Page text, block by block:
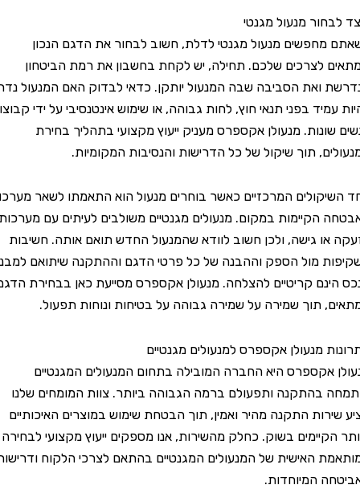
מנעול מגנטי
מנעול מגנטי לדלת, חשוב לבחור את הדגם הנכון
לצרכים שלכם. תחילה, יש לקחת בחשבון את רמת הביטחון
ואת הסביבה שבה המנעול יותקן. כדאי לבדוק האם המנעול נדרש
בפני תנאי חוץ, לחות גבוהה, או שימוש אינטנסיבי על ידי קבוצות
מנעולן אקספרס מעניק ייעוץ מקצועי בתהליך בחירת
תוך שיקול של כל הדרישות והנסיבות המקומיות.
המרכזיים כאשר בוחרים מנעול הוא התאמתו לשאר מערכות
הקיימות במקום. מנעולים מגנטיים משולבים לעיתים עם מערכות
גישה, ולכן חשוב לוודא שהמנעול החדש תואם אותה. חשיבות
מול הספק וההבנה של כל פרטי הדגם וההתקנה שיתואם למבנה
קריטיים להצלחה. מנעולן אקספרס מסייעת כאן בבחירת הדגם
תוך שמירה על שמירה גבוהה על בטיחות ונוחות תפעול.
מנעולן אקספרס למנעולים מגנטיים
אקספרס היא החברה המובילה בתחום המנעולים המגנטיים
בהתקנה ותפעולם ברמה הגבוהה ביותר. צוות המומחים שלנו
התקנה מהיר ואמין, תוך הבטחת שימוש במוצרים האיכותיים
בשוק. כחלק מהשירות, אנו מספקים ייעוץ מקצועי לבחירה
האישית של המנעולים המגנטיים בהתאם לצרכי הלקוח ודרישות
המיוחדות.